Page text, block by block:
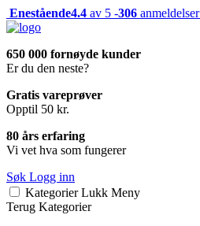
Enestående4.4 av 5 -306 anmeldelser
650 000 fornøyde kunder
Er du den neste?
Gratis vareprøver
Opptil 50 kr.
80 års erfaring
Vi vet hva som fungerer
Søk Logg inn
Kategorier Lukk Meny
Terug Kategorier